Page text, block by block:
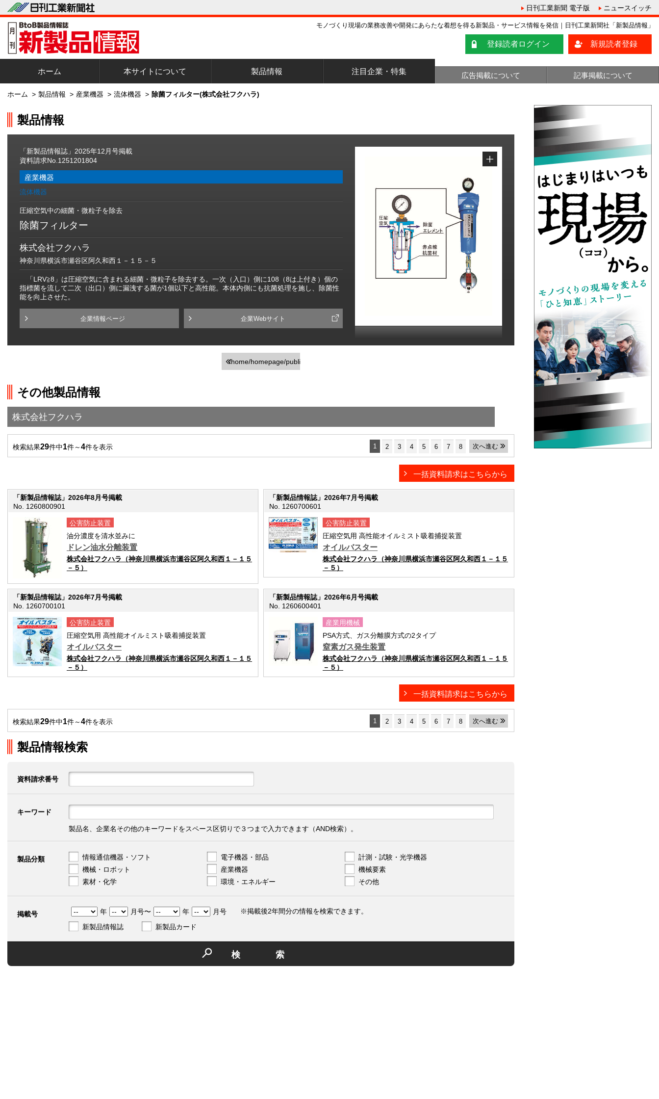
日刊工業新聞 電子版 ニュースイッチ
モノづくり現場の業務改善や開発にあらたな着想を得る新製品・サービス情報を発信｜日刊工業新聞社「新製品情報」
登録読者ログイン 新規読者登録
ホーム 本サイトについて 製品情報 注目企業・特集 広告掲載について 記事掲載について
ホーム > 製品情報 > 産業機器 > 流体機器 > 除菌フィルター(株式会社フクハラ)
製品情報
「新製品情報誌」2025年12月号掲載
資料請求No.1251201804
産業機器
流体機器
圧縮空気中の細菌・微粒子を除去
除菌フィルター
株式会社フクハラ
神奈川県横浜市瀬谷区阿久和西１－１５－５
「LRV≧8」は圧縮空気に含まれる細菌・微粒子を除去する。一次（入口）側に108（8は上付き）個の
指標菌を流して二次（出口）側に漏洩する菌が1個以下と高性能。本体内側にも抗菌処理を施し、除菌性
能を向上させた。
企業情報ページ 企業Webサイト
/home/homepage/public_html/usr/detail_products.php
その他製品情報
株式会社フクハラ
検索結果29件中1件～4件を表示 1 2 3 4 5 6 7 8 次へ進む
一括資料請求はこちらから
「新製品情報誌」2026年8月号掲載
No. 1260800901
公害防止装置
油分濃度を清水並みに
ドレン油水分離装置
株式会社フクハラ（神奈川県横浜市瀬谷区阿久和西１－１５
－５）
「新製品情報誌」2026年7月号掲載
No. 1260700601
公害防止装置
圧縮空気用 高性能オイルミスト吸着捕捉装置
オイルバスター
株式会社フクハラ（神奈川県横浜市瀬谷区阿久和西１－１５
－５）
「新製品情報誌」2026年7月号掲載
No. 1260700101
公害防止装置
圧縮空気用 高性能オイルミスト吸着捕捉装置
オイルバスター
株式会社フクハラ（神奈川県横浜市瀬谷区阿久和西１－１５
－５）
「新製品情報誌」2026年6月号掲載
No. 1260600401
産業用機械
PSA方式、ガス分離膜方式の2タイプ
窒素ガス発生装置
株式会社フクハラ（神奈川県横浜市瀬谷区阿久和西１－１５
－５）
一括資料請求はこちらから
検索結果29件中1件～4件を表示 1 2 3 4 5 6 7 8 次へ進む
製品情報検索
資料請求番号
キーワード
製品名、企業名その他のキーワードをスペース区切りで３つまで入力できます（AND検索）。
製品分類 情報通信機器・ソフト 電子機器・部品
計測・試験・光学機器
機械・ロボット
産業機器
機械要素
素材・化学
環境・エネルギー その他
掲載号 年 月号〜 年
月号
新製品情報誌
新製品カード
※掲載後2年間分の情報を検索できます。
検索